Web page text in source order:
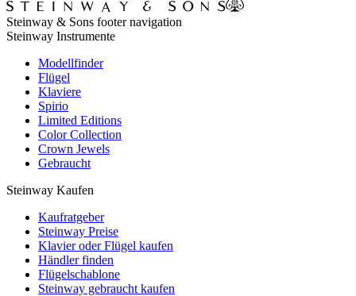
Steinway & Sons footer navigation
Steinway Instrumente
Modellfinder
Flügel
Klaviere
Spirio
Limited Editions
Color Collection
Crown Jewels
Gebraucht
Steinway Kaufen
Kaufratgeber
Steinway Preise
Klavier oder Flügel kaufen
Händler finden
Flügelschablone
Steinway gebraucht kaufen